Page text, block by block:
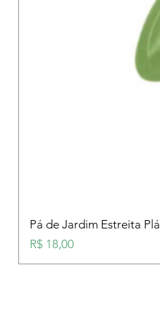
Pá de Jardim Estreita
Preço
R$ 18,00